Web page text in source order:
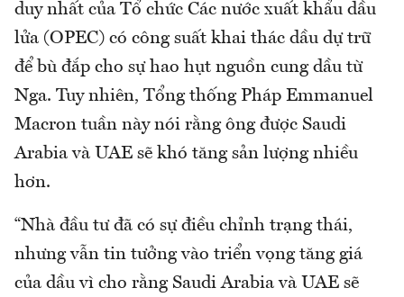
duy nhất của Tổ chức Các nước xuất khẩu dầu
lửa (OPEC) có công suất khai thác dầu dự trữ
để bù đắp cho sự hao hụt nguồn cung dầu từ
Nga. Tuy nhiên, Tổng thống Pháp Emmanuel
Macron tuần này nói rằng ông được Saudi
Arabia và UAE sẽ khó tăng sản lượng nhiều
hơn.
“Nhà đầu tư đã có sự điều chỉnh trạng thái,
nhưng vẫn tin tưởng vào triển vọng tăng giá
của dầu vì cho rằng Saudi Arabia và UAE sẽ